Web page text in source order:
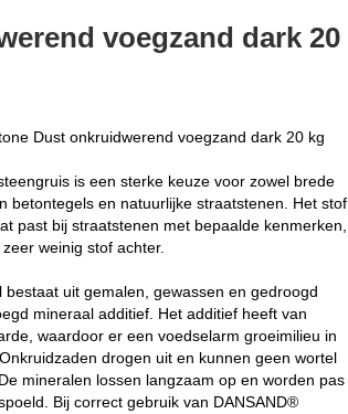
voegzand dark 20
Dust onkruidwerend voegzand dark 20 kg
is een sterke keuze voor zowel brede
betontegels en natuurlijke straatstenen. Het stof
past bij straatstenen met bepaalde kenmerken,
weinig stof achter.
bestaat uit gemalen, gewassen en gedroogd
mineraal additief. Het additief heeft van
waardoor er een voedselarm groeimilieu in
drogen uit en kunnen geen wortel
mineralen lossen langzaam op en worden pas
Bij correct gebruik van DANSAND®